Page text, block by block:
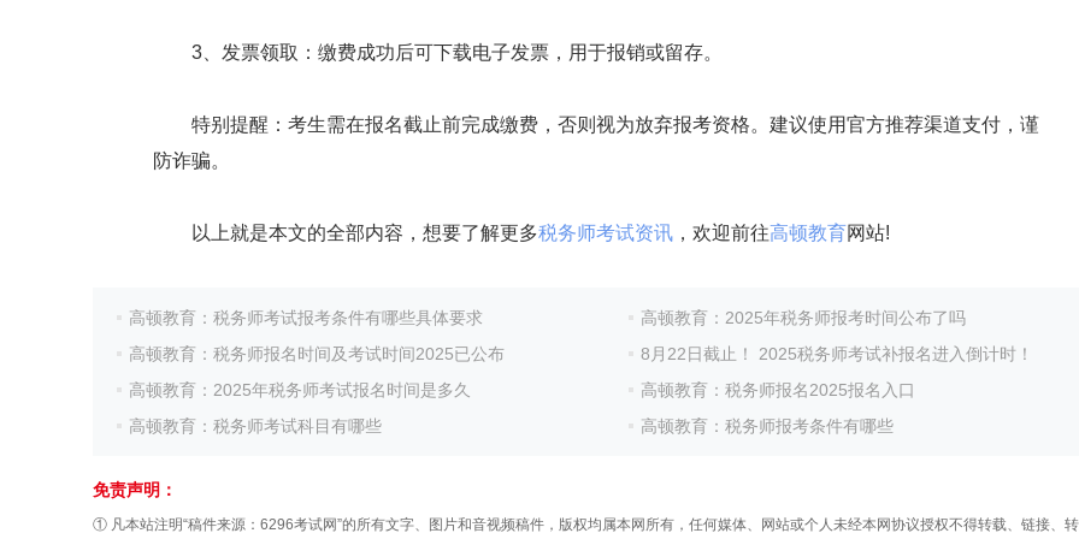
3、发票领取：缴费成功后可下载电子发票，用于报销或留存。
特别提醒：考生需在报名截止前完成缴费，否则视为放弃报考资格。建议使用官方推荐渠道支付，谨
防诈骗。
以上就是本文的全部内容，想要了解更多税务师考试资讯 ，欢迎前往高顿教育网站!
高顿教育：税务师考试报考条件有哪些具体要求
高顿教育：2025年税务师报考时间公布了吗
高顿教育：税务师报名时间及考试时间2025已公布
8月22日截止！ 2025税务师考试补报名进入倒计时！
高顿教育：2025年税务师考试报名时间是多久
高顿教育：税务师报名2025报名入口
高顿教育：税务师考试科目有哪些
高顿教育：税务师报考条件有哪些
免责声明：
① 凡本站注明“稿件来源：6296考试网”的所有文字、图片和音视频稿件，版权均属本网所有，任何媒体、网站或个人未经本网协议授权不得转载、链接、